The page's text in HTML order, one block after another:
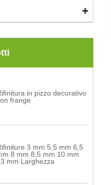
in pizzo decorativo
frange
3 mm 5,5 mm 6,5
8 mm 8,5 mm 10 mm
mm Larghezza